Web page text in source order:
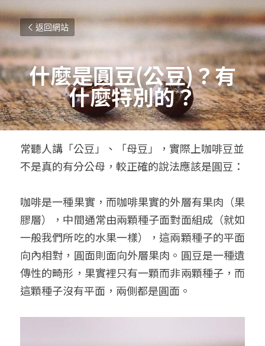
返回網站
什麼是圓豆(公豆)？有
什麼特別的？
常聽人講「公豆」、「母豆」，實際上咖啡豆並
不是真的有分公母，較正確的說法應該是圓豆：
咖啡是一種果實，而咖啡果實的外層有果肉（果
膠層），中間通常由兩顆種子面對面組成（就如
一般我們所吃的水果一樣），這兩顆種子的平面
向內相對，圓面則面向外層果肉。圓豆是一種遺
傳性的畸形，果實裡只有一顆而非兩顆種子，而
這顆種子沒有平面，兩側都是圓面。